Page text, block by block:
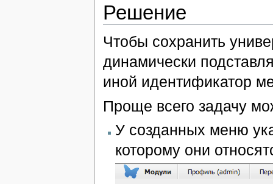
Решение
Чтобы сохранить
динамически
иной идентификатор
Проще всего задачу
У созданных меню
которому они